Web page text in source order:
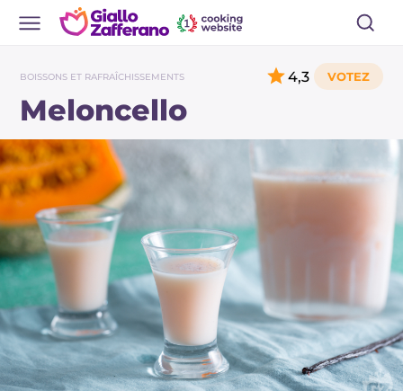
BOISSONS ET RAFRAÎCHISSEMENTS
Meloncello
4,3